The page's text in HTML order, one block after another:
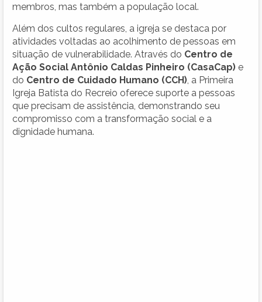
membros, mas também a população local.
Além dos cultos regulares, a igreja se destaca por
atividades voltadas ao acolhimento de pessoas em
situação de vulnerabilidade. Através do Centro de
Ação Social Antônio Caldas Pinheiro (CasaCap) e
do Centro de Cuidado Humano (CCH) , a Primeira
Igreja Batista do Recreio oferece suporte a pessoas
que precisam de assistência, demonstrando seu
compromisso com a transformação social e a
dignidade humana.